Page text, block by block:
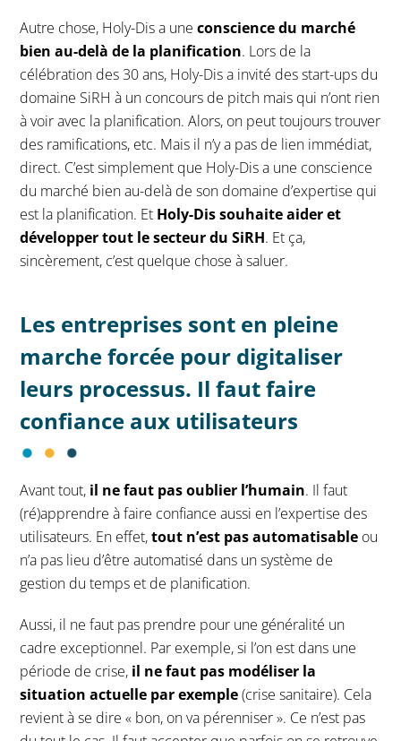
Autre chose, Holy-Dis a une conscience du marché
bien au-delà de la planification. Lors de la
célébration des 30 ans, Holy-Dis a invité des start-ups du
domaine SiRH à un concours de pitch mais qui n’ont rien
à voir avec la planification. Alors, on peut toujours trouver
des ramifications, etc. Mais il n’y a pas de lien immédiat,
direct. C’est simplement que Holy-Dis a une conscience
du marché bien au-delà de son domaine d’expertise qui
est la planification. Et Holy-Dis souhaite aider et
développer tout le secteur du SiRH. Et ça,
sincèrement, c’est quelque chose à saluer.
Les entreprises sont en pleine
marche forcée pour digitaliser
leurs processus. Il faut faire
confiance aux utilisateurs
Avant tout, il ne faut pas oublier l’humain. Il faut
(ré)apprendre à faire confiance aussi en l’expertise des
utilisateurs. En effet,tout n’est pas automatisable ou
n’a pas lieu d’être automatisé dans un système de
gestion du temps et de planification.
Aussi, il ne faut pas prendre pour une généralité un
cadre exceptionnel. Par exemple, si l’on est dans une
période de crise, il ne faut pas modéliser la
situation actuelle par exemple(crise sanitaire). Cela
revient à se dire « bon, on va pérenniser ». Ce n’est pas